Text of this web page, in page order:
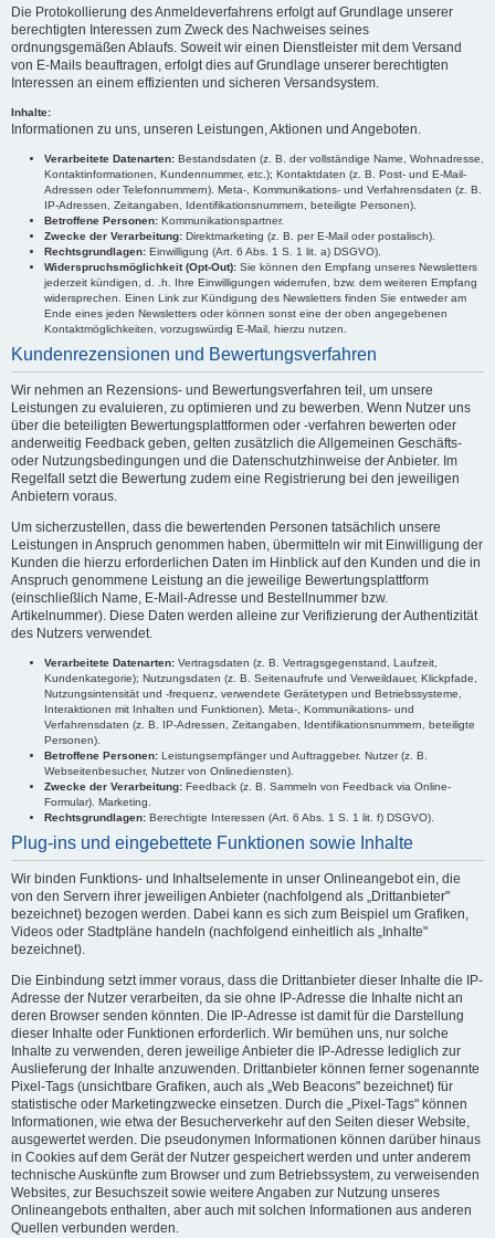
Die Protokollierung des Anmeldeverfahrens erfolgt auf Grundlage unserer
berechtigten Interessen zum Zweck des Nachweises seines
ordnungsgemäßen Ablaufs. Soweit wir einen Dienstleister mit dem Versand
von E-Mails beauftragen, erfolgt dies auf Grundlage unserer berechtigten
Interessen an einem effizienten und sicheren Versandsystem.
Inhalte:
Informationen zu uns, unseren Leistungen, Aktionen und Angeboten.
Verarbeitete Datenarten: Bestandsdaten (z. B. der vollständige Name, Wohnadresse,
Kontaktinformationen, Kundennummer, etc.); Kontaktdaten (z. B. Post- und E-Mail-
Adressen oder Telefonnummern). Meta-, Kommunikations- und Verfahrensdaten (z. B.
IP-Adressen, Zeitangaben, Identifikationsnummern, beteiligte Personen).
Betroffene Personen: Kommunikationspartner.
Zwecke der Verarbeitung: Direktmarketing (z. B. per E-Mail oder postalisch).
Rechtsgrundlagen: Einwilligung (Art. 6 Abs. 1 S. 1 lit. a) DSGVO).
Widerspruchsmöglichkeit (Opt-Out): Sie können den Empfang unseres Newsletters
jederzeit kündigen, d. .h. Ihre Einwilligungen widerrufen, bzw. dem weiteren Empfang
widersprechen. Einen Link zur Kündigung des Newsletters finden Sie entweder am
Ende eines jeden Newsletters oder können sonst eine der oben angegebenen
Kontaktmöglichkeiten, vorzugswürdig E-Mail, hierzu nutzen.
Kundenrezensionen und Bewertungsverfahren
Wir nehmen an Rezensions- und Bewertungsverfahren teil, um unsere
Leistungen zu evaluieren, zu optimieren und zu bewerben. Wenn Nutzer uns
über die beteiligten Bewertungsplattformen oder -verfahren bewerten oder
anderweitig Feedback geben, gelten zusätzlich die Allgemeinen Geschäfts-
oder Nutzungsbedingungen und die Datenschutzhinweise der Anbieter. Im
Regelfall setzt die Bewertung zudem eine Registrierung bei den jeweiligen
Anbietern voraus.
Um sicherzustellen, dass die bewertenden Personen tatsächlich unsere
Leistungen in Anspruch genommen haben, übermitteln wir mit Einwilligung der
Kunden die hierzu erforderlichen Daten im Hinblick auf den Kunden und die in
Anspruch genommene Leistung an die jeweilige Bewertungsplattform
(einschließlich Name, E-Mail-Adresse und Bestellnummer bzw.
Artikelnummer). Diese Daten werden alleine zur Verifizierung der Authentizität
des Nutzers verwendet.
Verarbeitete Datenarten: Vertragsdaten (z. B. Vertragsgegenstand, Laufzeit,
Kundenkategorie); Nutzungsdaten (z. B. Seitenaufrufe und Verweildauer, Klickpfade,
Nutzungsintensität und -frequenz, verwendete Gerätetypen und Betriebssysteme,
Interaktionen mit Inhalten und Funktionen). Meta-, Kommunikations- und
Verfahrensdaten (z. B. IP-Adressen, Zeitangaben, Identifikationsnummern, beteiligte
Personen).
Betroffene Personen: Leistungsempfänger und Auftraggeber. Nutzer (z. B.
Webseitenbesucher, Nutzer von Onlinediensten).
Zwecke der Verarbeitung: Feedback (z. B. Sammeln von Feedback via Online-
Formular). Marketing.
Rechtsgrundlagen: Berechtigte Interessen (Art. 6 Abs. 1 S. 1 lit. f) DSGVO).
Plug-ins und eingebettete Funktionen sowie Inhalte
Wir binden Funktions- und Inhaltselemente in unser Onlineangebot ein, die
von den Servern ihrer jeweiligen Anbieter (nachfolgend als „Drittanbieter"
bezeichnet) bezogen werden. Dabei kann es sich zum Beispiel um Grafiken,
Videos oder Stadtpläne handeln (nachfolgend einheitlich als „Inhalte"
bezeichnet).
Die Einbindung setzt immer voraus, dass die Drittanbieter dieser Inhalte die IP-
Adresse der Nutzer verarbeiten, da sie ohne IP-Adresse die Inhalte nicht an
deren Browser senden könnten. Die IP-Adresse ist damit für die Darstellung
dieser Inhalte oder Funktionen erforderlich. Wir bemühen uns, nur solche
Inhalte zu verwenden, deren jeweilige Anbieter die IP-Adresse lediglich zur
Auslieferung der Inhalte anzuwenden. Drittanbieter können ferner sogenannte
Pixel-Tags (unsichtbare Grafiken, auch als „Web Beacons" bezeichnet) für
statistische oder Marketingzwecke einsetzen. Durch die „Pixel-Tags" können
Informationen, wie etwa der Besucherverkehr auf den Seiten dieser Website,
ausgewertet werden. Die pseudonymen Informationen können darüber hinaus
in Cookies auf dem Gerät der Nutzer gespeichert werden und unter anderem
technische Auskünfte zum Browser und zum Betriebssystem, zu verweisenden
Websites, zur Besuchszeit sowie weitere Angaben zur Nutzung unseres
Onlineangebots enthalten, aber auch mit solchen Informationen aus anderen
Quellen verbunden werden.